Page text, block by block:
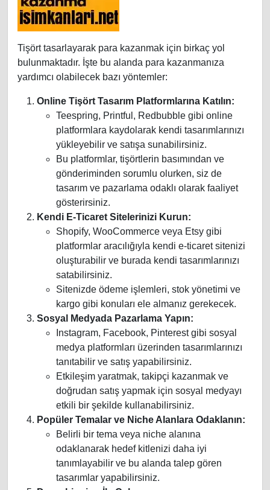
Tişört tasarlayarak para kazanmak için birkaç yol
bulunmaktadır. İşte bu alanda para kazanmanıza
yardımcı olabilecek bazı yöntemler:
Online Tişört Tasarım Platformlarına Katılın:
Teespring, Printful, Redbubble gibi online
platformlara kaydolarak kendi tasarımlarınızı
yükleyebilir ve satışa sunabilirsiniz.
Bu platformlar, tişörtlerin basımından ve
gönderiminden sorumlu olurken, siz de
tasarım ve pazarlama odaklı olarak faaliyet
gösterirsiniz.
Kendi E-Ticaret Sitelerinizi Kurun:
Shopify, WooCommerce veya Etsy gibi
platformlar aracılığıyla kendi e-ticaret sitenizi
oluşturabilir ve burada kendi tasarımlarınızı
satabilirsiniz.
Sitenizde ödeme işlemleri, stok yönetimi ve
kargo gibi konuları ele almanız gerekecek.
Sosyal Medyada Pazarlama Yapın:
Instagram, Facebook, Pinterest gibi sosyal
medya platformları üzerinden tasarımlarınızı
tanıtabilir ve satış yapabilirsiniz.
Etkileşim yaratmak, takipçi kazanmak ve
doğrudan satış yapmak için sosyal medyayı
etkili bir şekilde kullanabilirsiniz.
Popüler Temalar ve Niche Alanlara Odaklanın:
Belirli bir tema veya niche alanına
odaklanarak hedef kitlenizi daha iyi
tanımlayabilir ve bu alanda talep gören
tasarımlar yapabilirsiniz.